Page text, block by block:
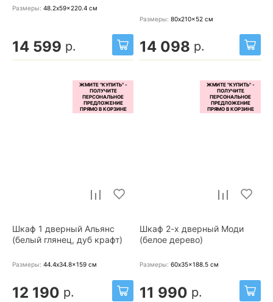
Размеры: 48.2x59x220.4 см
14 599 р.
Размеры: 80x210x52 см
14 098 р.
Шкаф 1 дверный Альянс
(белый глянец, дуб крафт)
Размеры: 44.4x34.8x159 см
12 190 р.
Шкаф 2-х дверный Моди
(белое дерево)
Размеры: 60x35x188.5 см
11 990 р.